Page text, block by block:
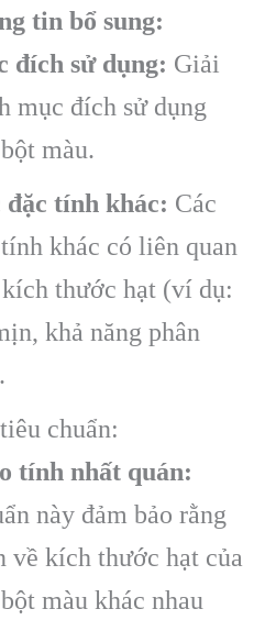
tin bổ sung:
đích sử dụng: Giải
mục đích sử dụng
màu.
đặc tính khác: Các
khác có liên quan
kích thước hạt (ví dụ:
khả năng phân
chuẩn:
tính nhất quán:
này đảm bảo rằng
về kích thước hạt của
màu khác nhau